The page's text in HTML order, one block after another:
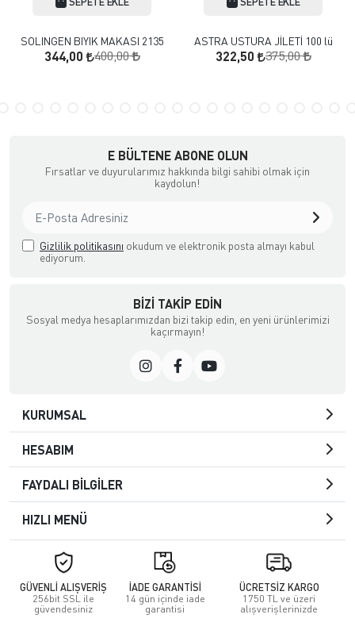
SOLINGEN BIYIK MAKASI 2135
344,00 400,00
ASTRA USTURA JİLETİ 100 lü
322,50 375,00
E BÜLTENE ABONE OLUN
Fırsatlar ve duyurularımız hakkında bilgi sahibi olmak için
kaydolun!
Gizlilik politikasını okudum ve elektronik posta almayı kabul
ediyorum.
BIZI TAKIP EDIN
Sosyal medya hesaplarımızdan bizi takip edin, en yeni ürünlerimizi
kaçırmayın!
KURUMSAL
HESABIM
FAYDALI BİLGİLER
HIZLI MENÜ
GÜVENLİ ALIŞVERİŞ
256bit SSL ile
güvendesiniz
İADE GARANTİSİ
14 gün içinde iade
garantisi
ÜCRETSİZ KARGO
1750 TL ve üzeri
alışverişlerinizde